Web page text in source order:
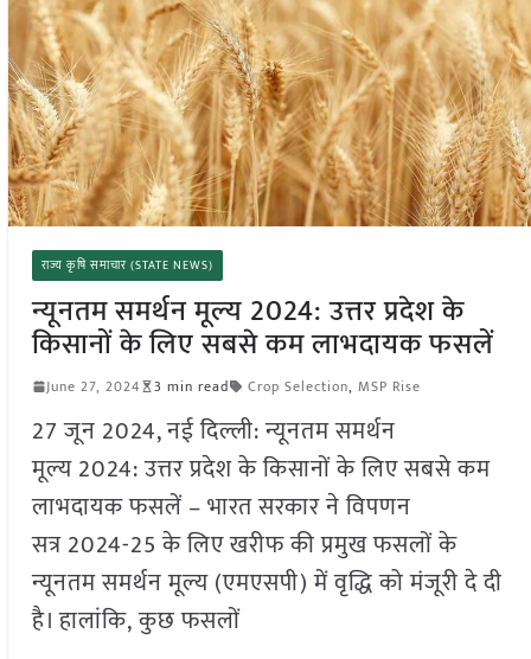
राज्य कृषि समाचार (STATE NEWS)
न्यूनतम समर्थन मूल्य 2024: उत्तर प्रदेश के
किसानों के लिए सबसे कम लाभदायक फसलें
June 27, 2024 3 min read Crop Selection, MSP Rise
27 जून 2024, नई दिल्ली: न्यूनतम समर्थन
मूल्य 2024: उत्तर प्रदेश के किसानों के लिए सबसे कम
लाभदायक फसलें – भारत सरकार ने विपणन
सत्र 2024-25 के लिए खरीफ की प्रमुख फसलों के
न्यूनतम समर्थन मूल्य (एमएसपी) में वृद्धि को मंजूरी दे दी
है। हालांकि, कुछ फसलों